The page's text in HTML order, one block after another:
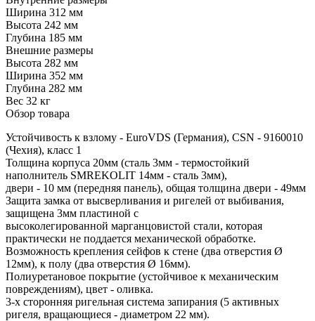
Ширина 312 мм
Высота 242 мм
Глубина 185 мм
Внешние размеры
Высота 282 мм
Ширина 352 мм
Глубина 282 мм
Вес 32 кг
Обзор товара
Устойчивость к взлому - EuroVDS (Германия), CSN - 9160010
(Чехия), класс 1
Толщина корпуса 20мм (сталь 3мм - термостойкий
наполнитель SMREKOLIT 14мм - сталь 3мм),
двери - 10 мм (передняя панель), общая толщина двери - 49мм
Защита замка от высверливания и ригелей от выбивания,
защищена 3мм пластиной с
высоколегированной марганцовистой стали, которая
практически не поддается механической обработке.
Возможность крепления сейфов к стене (два отверстия Ø
12мм), к полу (два отверстия Ø 16мм).
Полиуретановое покрытие (устойчивое к механическим
повреждениям), цвет - оливка.
3-х сторонняя ригельная система запирания (5 активных
ригеля, вращающиеся - диаметром 22 мм).